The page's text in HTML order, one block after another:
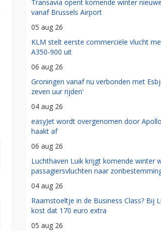
Transavia opent komende winter
vanaf Brussels Airport
05 aug 26
KLM stelt eerste commerciële vlucht
A350-900 uit
06 aug 26
Groningen vanaf nu verbonden met
zeven uur rijden'
04 aug 26
easyJet wordt overgenomen door
haakt af
06 aug 26
Luchthaven Luik krijgt komende winter
passagiersvluchten naar
04 aug 26
Raamstoeltje in de Business Class? Bij
kost dat 170 euro extra
05 aug 26